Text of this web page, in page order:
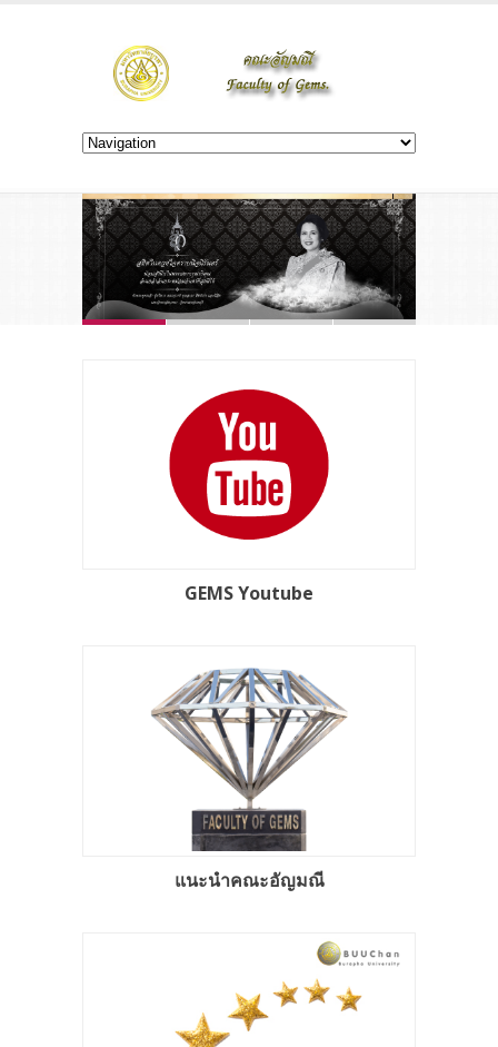
GEMS Youtube
แนะนำคณะอัญมณี